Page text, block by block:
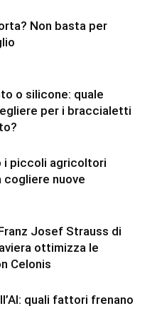
Non basta per
o silicone: quale
per i braccialetti
i piccoli agricoltori
cogliere nuove
Josef Strauss di
ottimizza le
Celonis
quali fattori frenano